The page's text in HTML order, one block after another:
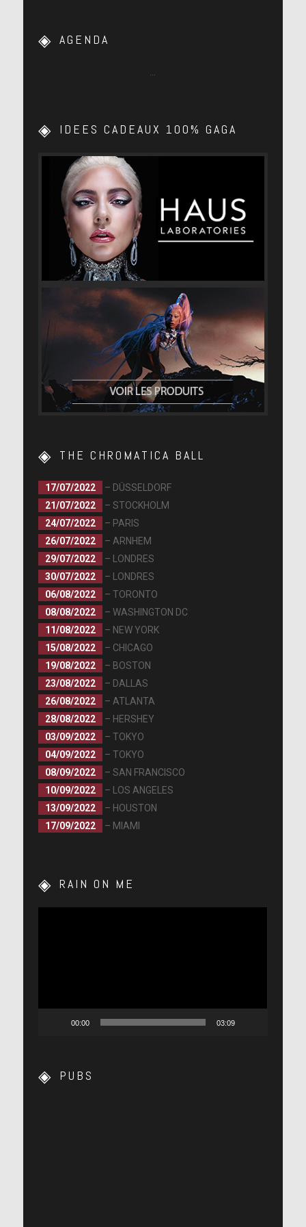
AGENDA
IDEES CADEAUX 100% GAGA
THE CHROMATICA BALL
17/07/2022
– DÜSSELDORF
21/07/2022
– STOCKHOLM
24/07/2022
– PARIS
26/07/2022
– ARNHEM
29/07/2022
– LONDRES
30/07/2022
– LONDRES
06/08/2022
– TORONTO
08/08/2022
– WASHINGTON DC
11/08/2022
– NEW YORK
15/08/2022
– CHICAGO
19/08/2022
– BOSTON
23/08/2022
– DALLAS
26/08/2022
– ATLANTA
28/08/2022
– HERSHEY
03/09/2022
– TOKYO
04/09/2022
– TOKYO
08/09/2022
– SAN FRANCISCO
10/09/2022
– LOS ANGELES
13/09/2022
– HOUSTON
17/09/2022
– MIAMI
RAIN ON ME
00:00 03:09
PUBS